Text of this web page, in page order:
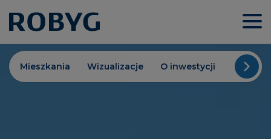
Mieszkania Wizualizacje O inwestycji